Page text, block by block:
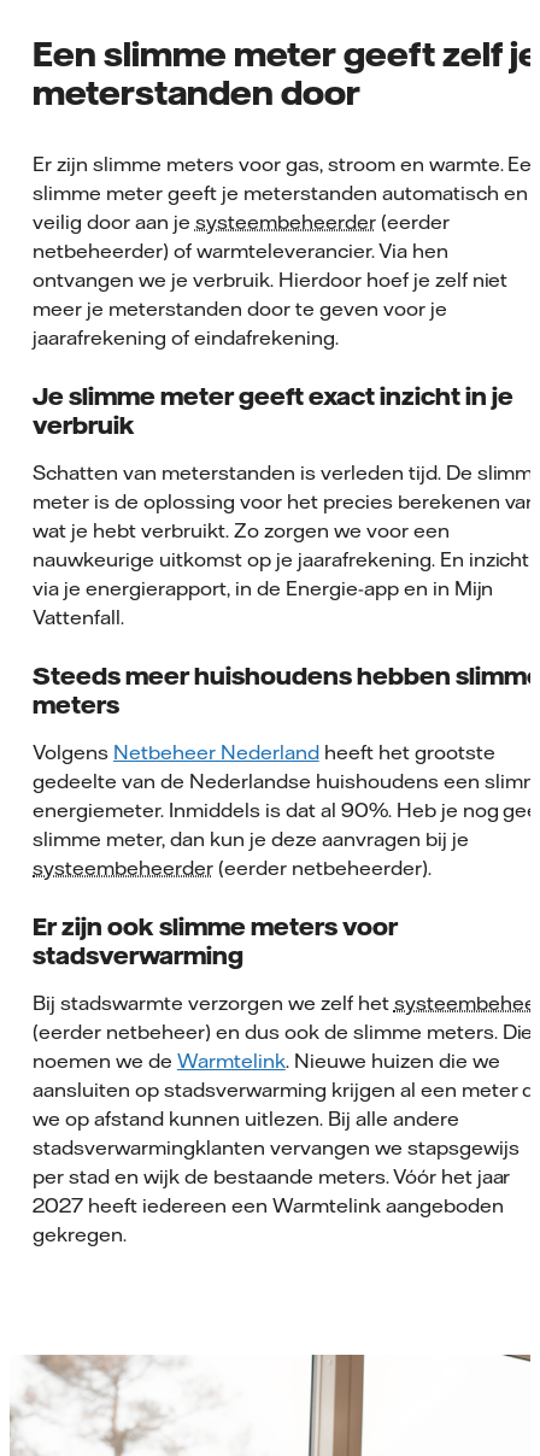
Een slimme meter geeft zelf je
meterstanden door
Er zijn slimme meters voor gas, stroom en warmte.
slimme meter geeft je meterstanden automatisch en
veilig door aan je systeembeheerder(eerder
netbeheerder) of warmteleverancier. Via hen
ontvangen we je verbruik. Hierdoor hoef je zelf niet
meer je meterstanden door te geven voor je
jaarafrekening of eindafrekening.
Je slimme meter geeft exact inzicht in je
verbruik
Schatten van meterstanden is verleden tijd. De
meter is de oplossing voor het precies berekenen van
wat je hebt verbruikt. Zo zorgen we voor een
nauwkeurige uitkomst op je jaarafrekening. En inzicht
via je energierapport, in de Energie-app en in Mijn
Vattenfall.
Steeds meer huishoudens hebben
meters
Volgens Netbeheer Nederlandheeft het grootste
gedeelte van de Nederlandse huishoudens een
energiemeter. Inmiddels is dat al 90%. Heb je nog
slimme meter, dan kun je deze aanvragen bij je
systeembeheerder(eerder netbeheerder).
Er zijn ook slimme meters voor
stadsverwarming
Bij stadswarmte verzorgen we zelf het
(eerder netbeheer) en dus ook de slimme meters. Die
noemen we de Warmtelink. Nieuwe huizen die we
aansluiten op stadsverwarming krijgen al een meter
we op afstand kunnen uitlezen. Bij alle andere
stadsverwarmingklanten vervangen we stapsgewijs
per stad en wijk de bestaande meters. Vóór het jaar
2027 heeft iedereen een Warmtelink aangeboden
gekregen.